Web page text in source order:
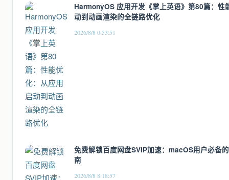
HarmonyOS 应用开发《掌上英语》第80篇：性
动到动画渲染的全链路优化
2026/8/8 0:53:51
免费解锁百度网盘SVIP加速：macOS用户必备
南
2026/8/8 8:18:57